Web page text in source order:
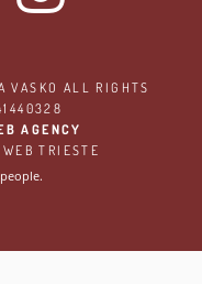
VASKO ALL RIGHTS
AGENCY
WEB TRIESTE